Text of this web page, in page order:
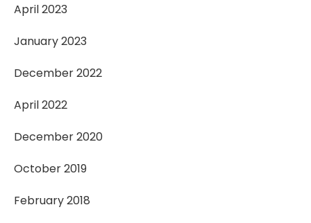
April 2023
January 2023
December 2022
April 2022
December 2020
October 2019
February 2018